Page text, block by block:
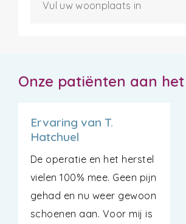
Onze patiënten aan
Ervaring van T.
Hatchuel
De operatie en het herstel
vielen 100% mee. Geen pijn
gehad en nu weer gewoon
schoenen aan. Voor mij is